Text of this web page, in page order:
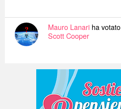
Mauro Lanari ha votato
Scott Cooper